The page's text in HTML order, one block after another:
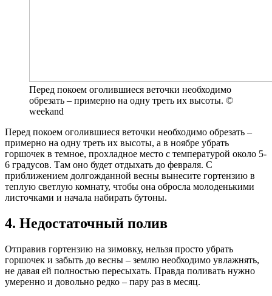
Перед покоем оголившиеся веточки необходимо
обрезать – примерно на одну треть их высоты. ©
weekand
Перед покоем оголившиеся веточки необходимо обрезать –
примерно на одну треть их высоты, а в ноябре убрать
горшочек в темное, прохладное место с температурой около 5-
6 градусов. Там оно будет отдыхать до февраля. С
приближением долгожданной весны вынесите гортензию в
теплую светлую комнату, чтобы она обросла молоденькими
листочками и начала набирать бутоны.
4. Недостаточный полив
Отправив гортензию на зимовку, нельзя просто убрать
горшочек и забыть до весны – землю необходимо увлажнять,
не давая ей полностью пересыхать. Правда поливать нужно
умеренно и довольно редко – пару раз в месяц.